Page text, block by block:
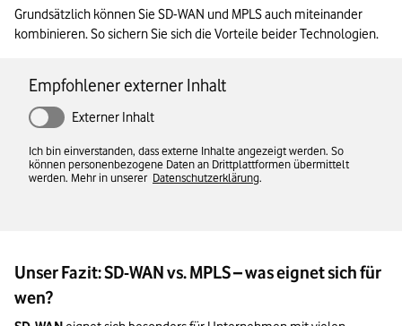
Grundsätzlich können Sie SD-WAN und MPLS auch miteinander
kombinieren. So sichern Sie sich die Vorteile beider Technologien.
Empfohlener externer Inhalt
Externer Inhalt
Ich bin einverstanden, dass externe Inhalte angezeigt werden. So
können personenbezogene Daten an Drittplattformen übermittelt
werden. Mehr in unserer Datenschutzerklärung.
Unser Fazit: SD-WAN vs. MPLS – was eignet sich für
wen?